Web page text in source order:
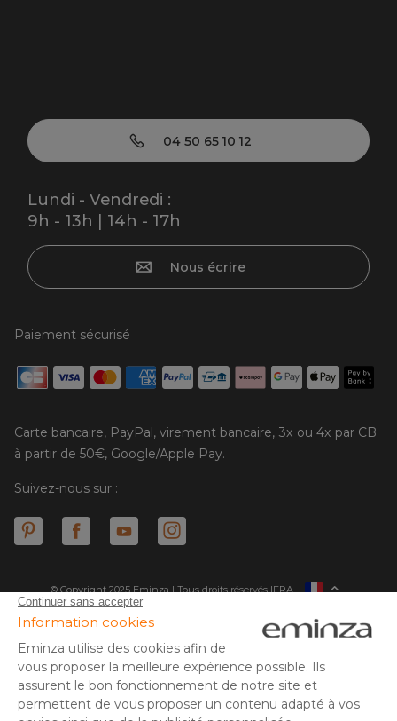
04 50 65 10 12
Lundi - Vendredi :
9h - 13h | 14h - 17h
Nous écrire
Paiement sécurisé
Carte bancaire, PayPal, virement bancaire, 3x ou 4x par CB
à partir de 50€, Google/Apple Pay.
Suivez-nous sur :
© Copyright 2025 Eminza | Tous droits réservés |
ESPAÑA
NEDERLAND
SUISSE
FRA
* Vous disposez de 30 jours (à compter de la réception ou du
retrait de votre colis) pour effectuer un retour de produits et
** Expédition le jour même pour toute commande passée avant